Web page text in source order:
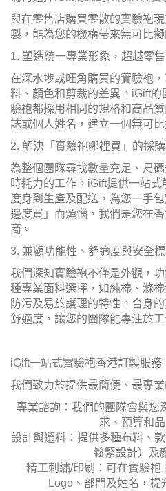
與在零售店購買零散的實驗袍
製，能為您的機構帶來無可比
1. 塑造統一專業形象，超越零
在深水埗或旺角購買的實驗袍
料、顏色和剪裁的差異。iGift
驗袍都採用相同的規格和高品
誌或個人姓名，建立一個無可
2. 解決「實驗袍哪裡買」的採
為整個團隊尋找數量充足、尺
時耗力的工作。iGift提供一站式
度身到生產及配送，為您一手
邊度買」而煩惱，我們是您在
商。
3. 兼顧功能性、舒適度與安全
我們深知實驗袍不僅是外觀，
種專業面料選擇，如純棉、滌
防污及易於護理的特性。合身
舒適度，讓您的團隊能專注於工
iGift一站式實驗袍香港訂製服務
我們致力於提供最簡便、最專
專業諮詢：我們的團隊會與您
求、預算和
設計與選料：提供多種布料、
鬆緊設計）及
精工刺繡/印刷：可在實驗
Logo、部門及姓名，提